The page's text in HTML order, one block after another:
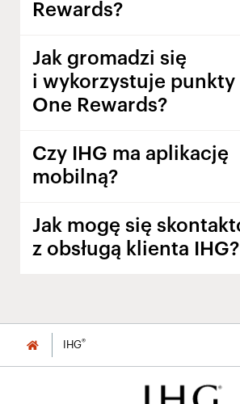
Rewards?
Jak gromadzi się
i wykorzystuje punkty
One Rewards?
Czy IHG ma aplikację
mobilną?
Jak mogę się
z obsługą klienta IHG?
IHG®